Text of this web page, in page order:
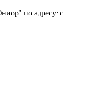
по адресу: с.